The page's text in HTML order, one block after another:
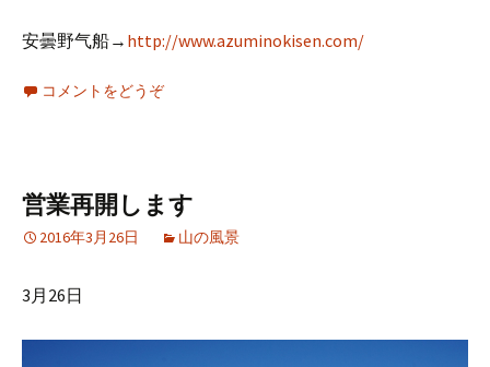
安曇野气船→ http://www.azuminokisen.com/
コメントをどうぞ
営業再開します
2016年3月26日 山の風景
3月26日